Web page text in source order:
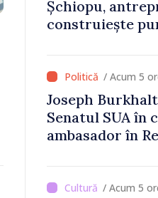
Șchiopu,
construiește
/ Acum 5
Joseph
Senatul SUA în
ambasador în
/ Acum 5